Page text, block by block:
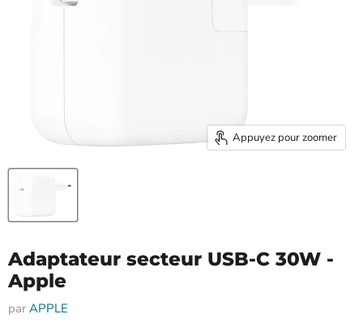
Appuyez pour zoomer
Adaptateur secteur USB-C 30W -
Apple
par APPLE